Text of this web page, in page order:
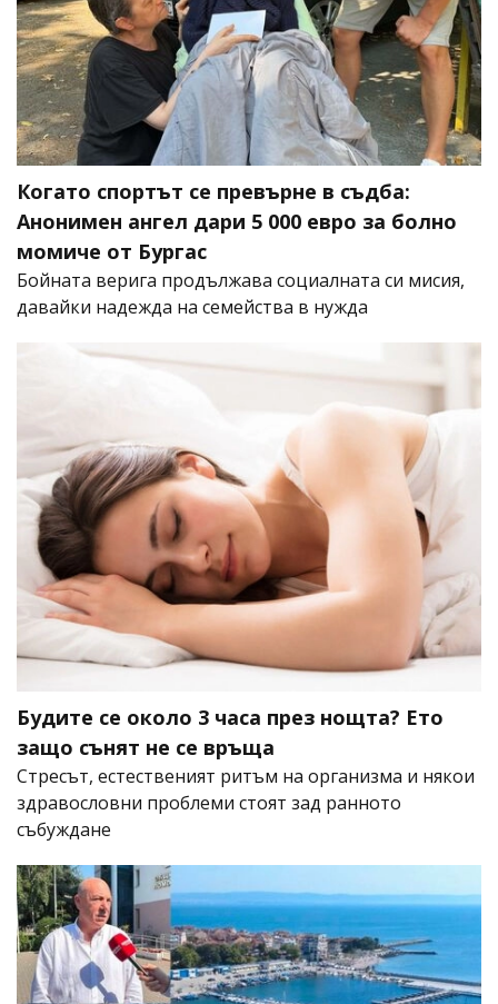
Когато спортът се превърне в съдба:
Анонимен ангел дари 5 000 евро за болно
момиче от Бургас
Бойната верига продължава социалната си мисия,
давайки надежда на семейства в нужда
Будите се около 3 часа през нощта? Ето
защо сънят не се връща
Стресът, естественият ритъм на организма и някои
здравословни проблеми стоят зад ранното
събуждане